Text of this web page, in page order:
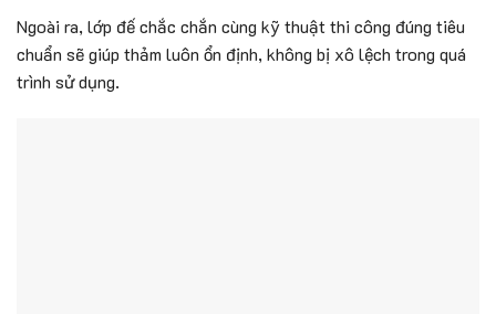
Ngoài ra, lớp đế chắc chắn cùng kỹ thuật thi công đúng tiêu
chuẩn sẽ giúp thảm luôn ổn định, không bị xô lệch trong quá
trình sử dụng.